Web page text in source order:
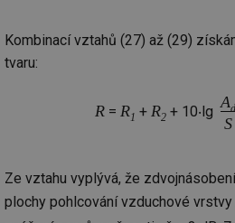
Kombinací vztahů (27) až (29)
tvaru:
R = R1 + R2 + 10‧lg
Ad
S
Ze vztahu vyplývá, že
plochy pohlcování vzduchové vrstvy